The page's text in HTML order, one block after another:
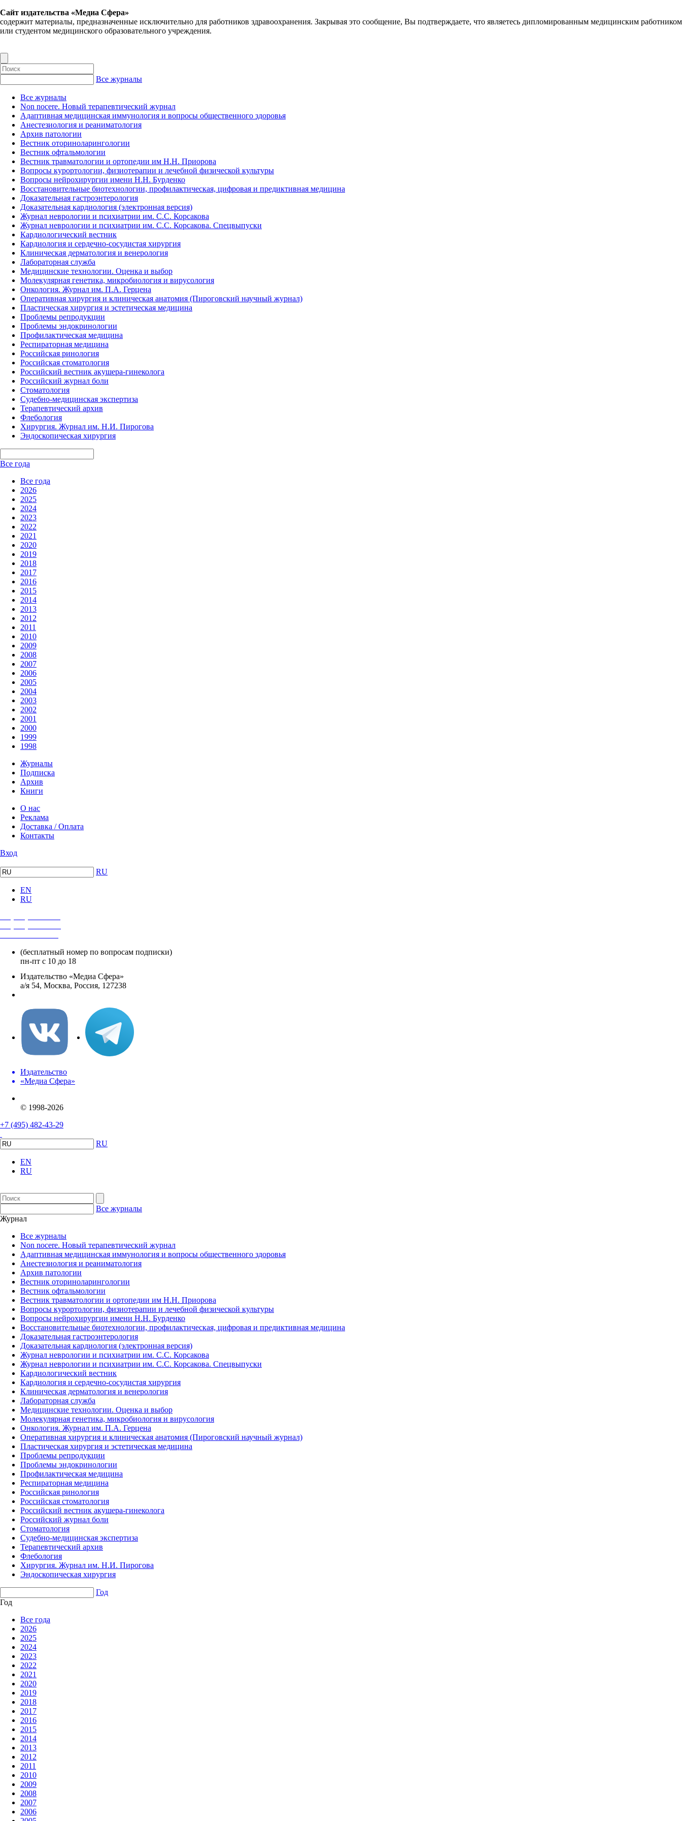
Сайт издательства «Медиа Сфера»
содержит материалы, предназначенные исключительно для работников здравоохранения. Закрывая это сообщение, Вы подтверждаете, что являетесь дипломированным медицинским работником
или студентом медицинского образовательного учреждения.
Все журналы
Все журналы
Non nocere. Новый терапевтический журнал
Адаптивная медицинская иммунология и вопросы общественного здоровья
Анестезиология и реаниматология
Архив патологии
Вестник оториноларингологии
Вестник офтальмологии
Вестник травматологии и ортопедии им Н.Н. Приорова
Вопросы курортологии, физиотерапии и лечебной физической культуры
Вопросы нейрохирургии имени Н.Н. Бурденко
Восстановительные биотехнологии, профилактическая, цифровая и предиктивная медицина
Доказательная гастроэнтерология
Доказательная кардиология (электронная версия)
Журнал неврологии и психиатрии им. С.С. Корсакова
Журнал неврологии и психиатрии им. С.С. Корсакова. Спецвыпуски
Кардиологический вестник
Кардиология и сердечно-сосудистая хирургия
Клиническая дерматология и венерология
Лабораторная служба
Медицинские технологии. Оценка и выбор
Молекулярная генетика, микробиология и вирусология
Онкология. Журнал им. П.А. Герцена
Оперативная хирургия и клиническая анатомия (Пироговский научный журнал)
Пластическая хирургия и эстетическая медицина
Проблемы репродукции
Проблемы эндокринологии
Профилактическая медицина
Респираторная медицина
Российская ринология
Российская стоматология
Российский вестник акушера-гинеколога
Российский журнал боли
Стоматология
Судебно-медицинская экспертиза
Терапевтический архив
Флебология
Хирургия. Журнал им. Н.И. Пирогова
Эндоскопическая хирургия
Все года
Все года
2026
2025
2024
2023
2022
2021
2020
2019
2018
2017
2016
2015
2014
2013
2012
2011
2010
2009
2008
2007
2006
2005
2004
2003
2002
2001
2000
1999
1998
Журналы
Подписка
Архив
Книги
О нас
Реклама
Доставка / Оплата
Контакты
Вход
RU
EN
RU
(бесплатный номер по вопросам подписки)
пн-пт с 10 до 18
Издательство «Медиа Сфера»
а/я 54, Москва, Россия, 127238
Издательство
«Медиа Сфера»
© 1998-2026
+7 (495) 482-43-29
RU
EN
RU
Все журналы
Журнал
Все журналы
Non nocere. Новый терапевтический журнал
Адаптивная медицинская иммунология и вопросы общественного здоровья
Анестезиология и реаниматология
Архив патологии
Вестник оториноларингологии
Вестник офтальмологии
Вестник травматологии и ортопедии им Н.Н. Приорова
Вопросы курортологии, физиотерапии и лечебной физической культуры
Вопросы нейрохирургии имени Н.Н. Бурденко
Восстановительные биотехнологии, профилактическая, цифровая и предиктивная медицина
Доказательная гастроэнтерология
Доказательная кардиология (электронная версия)
Журнал неврологии и психиатрии им. С.С. Корсакова
Журнал неврологии и психиатрии им. С.С. Корсакова. Спецвыпуски
Кардиологический вестник
Кардиология и сердечно-сосудистая хирургия
Клиническая дерматология и венерология
Лабораторная служба
Медицинские технологии. Оценка и выбор
Молекулярная генетика, микробиология и вирусология
Онкология. Журнал им. П.А. Герцена
Оперативная хирургия и клиническая анатомия (Пироговский научный журнал)
Пластическая хирургия и эстетическая медицина
Проблемы репродукции
Проблемы эндокринологии
Профилактическая медицина
Респираторная медицина
Российская ринология
Российская стоматология
Российский вестник акушера-гинеколога
Российский журнал боли
Стоматология
Судебно-медицинская экспертиза
Терапевтический архив
Флебология
Хирургия. Журнал им. Н.И. Пирогова
Эндоскопическая хирургия
Год
Год
Все года
2026
2025
2024
2023
2022
2021
2020
2019
2018
2017
2016
2015
2014
2013
2012
2011
2010
2009
2008
2007
2006